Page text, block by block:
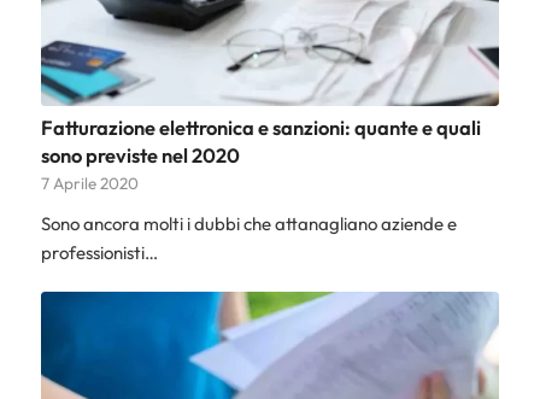
Fatturazione elettronica e sanzioni: quante e quali
sono previste nel 2020
7 Aprile 2020
Sono ancora molti i dubbi che attanagliano aziende e
professionisti…